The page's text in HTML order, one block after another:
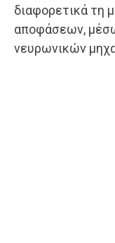
διαφορετικά τη
αποφάσεων,
νευρωνικών